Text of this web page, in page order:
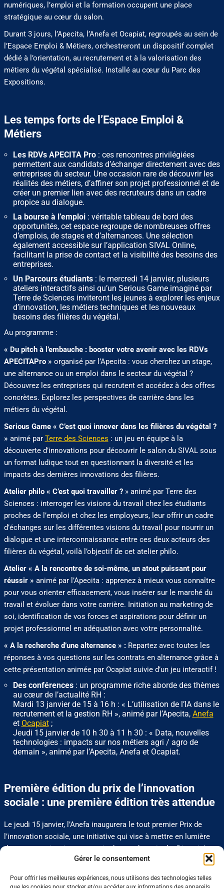
Gérer le consentement
Pour offrir les meilleures expériences, nous utilisons des technologies telles
numériques, l’emploi et la formation occupent une place
stratégique au cœur du salon.
Durant 3 jours, l’Apecita, l’Anefa et Ocapiat, regroupés au sein de
l’Espace Emploi & Métiers, orchestreront un dispositif complet
dédié à l’orientation, au recrutement et à la valorisation des
métiers du végétal spécialisé. Installé au cœur du Parc des
Expositions.
Les temps forts de l’Espace Emploi &
Métiers
Les RDVs APECITA Pro: ces rencontres privilégiées
permettent aux candidats d’échanger directement avec des
entreprises du secteur. Une occasion rare de découvrir les
réalités des métiers, d’affiner son projet professionnel et de
créer un premier lien avec des recruteurs dans un cadre
propice au dialogue.
La bourse à l’emploi: véritable tableau de bord des
opportunités, cet espace regroupe de nombreuses offres
d’emplois, de stages et d’alternances. Une sélection
également accessible sur l’application SIVAL Online,
facilitant la prise de contact et la visibilité des besoins des
entreprises.
Un Parcours étudiants: le mercredi 14 janvier, plusieurs
ateliers interactifs ainsi qu’un Serious Game imaginé par
Terre de Sciences inviteront les jeunes à explorer les enjeux
d’innovation, les métiers techniques et les nouveaux
besoins des filières du végétal.
Au programme :
« Du pitch à l’embauche : booster votre avenir avec les RDVs
APECITAPro » organisé par l’Apecita : vous cherchez un stage,
une alternance ou un emploi dans le secteur du végétal ?
Découvrez les entreprises qui recrutent et accédez à des offres
concrètes. Explorez les perspectives de carrière dans les
métiers du végétal.
Serious Game « C’est quoi innover dans les filières du végétal ?
» animé par Terre des Sciences : un jeu en équipe à la
découverte d’innovations pour découvrir le salon du SIVAL sous
un format ludique tout en questionnant la diversité et les
impacts des dernières innovations des filières.
Atelier philo « C’est quoi travailler ? » animé par Terre des
Sciences : interroger les visions du travail chez les étudiants
proches de l’emploi et chez les employeurs, leur offrir un cadre
d’échanges sur les différentes visions du travail pour nourrir un
dialogue et une interconnaissance entre ces deux acteurs des
filières du végétal, voilà l’objectif de cet atelier philo.
Atelier « A la rencontre de soi-même, un atout puissant pour
réussir » animé par l’Apecita : apprenez à mieux vous connaître
pour vous orienter efficacement, vous insérer sur le marché du
travail et évoluer dans votre carrière. Initiation au marketing de
soi, identification de vos forces et aspirations pour définir un
projet professionnel en adéquation avec votre personnalité.
« A la recherche d’une alternance » :Repartez avec toutes les
réponses à vos questions sur les contrats en alternance grâce à
cette présentation animée par Ocapiat suivie d’un jeu interactif !
Des conférences : un programme riche aborde des thèmes
au cœur de l’actualité RH :
Mardi 13 janvier de 15 à 16 h : « L’utilisation de l’IA dans le
recrutement et la gestion RH », animé par l’Apecita, Anefa
et Ocapiat;
Jeudi 15 janvier de 10 h 30 à 11 h 30 : « Data, nouvelles
technologies : impacts sur nos métiers agri / agro de
demain », animé par l’Apecita, Anefa et Ocapiat.
Première édition du prix de l’innovation
sociale : une première édition très attendue
Le jeudi 15 janvier, l’Anefa inaugurera le tout premier Prix de
l’innovation sociale, une initiative qui vise à mettre en lumière
des parcours inspirants au sein du monde agricole. Diversité,
inclusion, reconversion, agriculture au féminin : les exemples
trajectoires humaines fortes, et à faire évoluer les pratiques